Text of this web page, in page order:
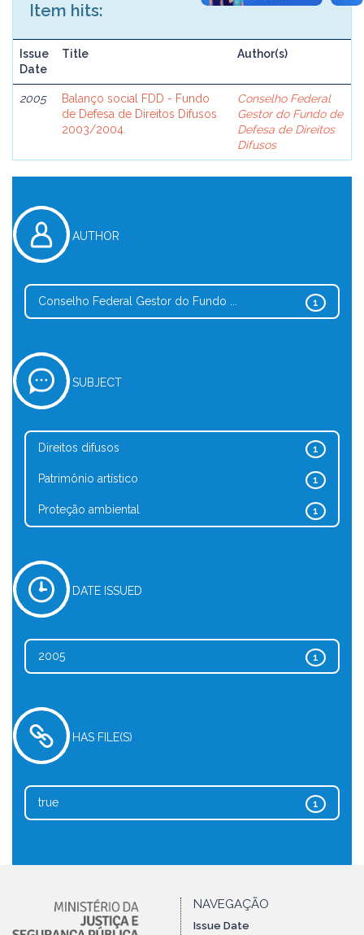
Item hits:
Issue
Date
Title Author(s)
2005
Balanço social FDD - Fundo
de Defesa de Direitos Difusos
2003/2004.
Conselho Federal
Gestor do Fundo de
Defesa de Direitos
Difusos
AUTHOR
1
Conselho Federal Gestor do Fundo ...
SUBJECT
1
Direitos difusos
1
Patrimônio artístico
1
Proteção ambiental
DATE ISSUED
1
2005
HAS FILE(S)
1
true
NAVEGAÇÃO
Issue Date